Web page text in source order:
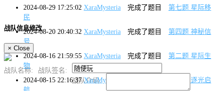
2024-08-29 17:25:02 XaraMysteria 完成了题目
第七题 星际移
民
2024-08-20 20:40:32 XaraMysteria 完成了题目
第四题 神秘信
号
2024-08-16 21:59:55 XaraMysteria 完成了题目
第二题 星际生
物
2024-08-15 22:16:37 XaraMysteria
签到题 逐光启
战队信息修改
× Close
战队名称:
战队签名:
战队介绍: